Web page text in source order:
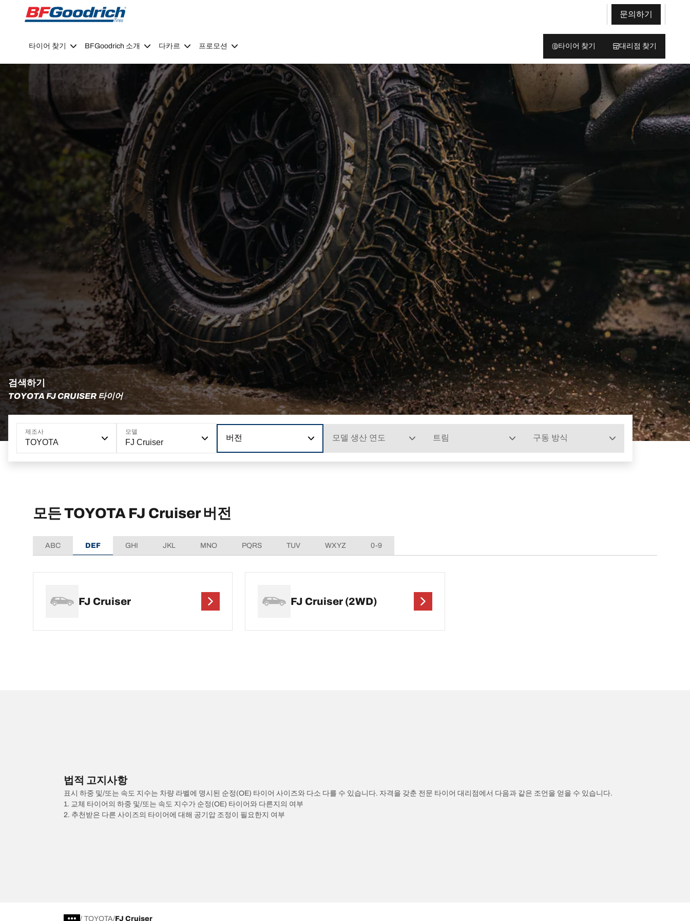
Go to page content
Go to page navigation
문의하기
타이어 찾기 BFGoodrich 소개 다카르 프로모션 타이어 찾기 대리점 찾기
검색하기
TOYOTA FJ CRUISER 타이어
제조사
TOYOTA
모델
FJ Cruiser
버전 모델 생산 연도 트림 구동 방식
모든 TOYOTA FJ Cruiser 버전
ABC DEF GHI JKL MNO PQRS TUV WXYZ 0-9
FJ Cruiser FJ Cruiser (2WD)
법적 고지사항
표시 하중 및/또는 속도 지수는 차량 라벨에 명시된 순정(OE) 타이어 사이즈와 다소 다를 수 있습니다. 자격을 갖춘 전문 타이어 대리점에서 다음과 같은 조언을 얻을 수 있습니다.
1. 교체 타이어의 하중 및/또는 속도 지수가 순정(OE) 타이어와 다른지의 여부
2. 추천받은 다른 사이즈의 타이어에 대해 공기압 조정이 필요한지 여부
/ TOYOTA FJ Cruiser